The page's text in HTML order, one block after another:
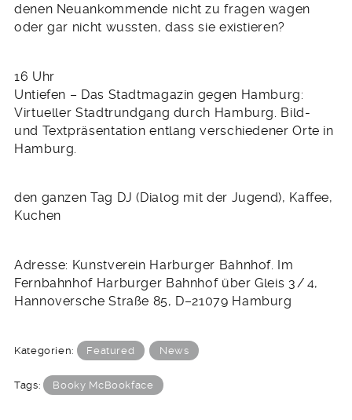
denen Neuankommende nicht zu fragen wagen
oder gar nicht wussten, dass sie existieren?
16 Uhr
Untiefen – Das Stadtmagazin gegen Hamburg:
Virtueller Stadtrundgang durch Hamburg. Bild-
und Textpräsentation entlang verschiedener Orte in
Hamburg.
den ganzen Tag DJ (Dialog mit der Jugend), Kaffee,
Kuchen
Adresse: Kunstverein Harburger Bahnhof. Im
Fernbahnhof Harburger Bahnhof über Gleis 3 / 4,
Hannoversche Straße 85, D–21079 Hamburg
Kategorien: Featured News
Tags: Booky McBookface